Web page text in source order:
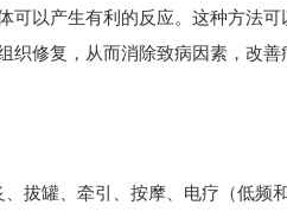
可以产生有利的反应。这种方法可
修复，从而消除致病因素，改善
拔罐、牵引、按摩、电疗（低频